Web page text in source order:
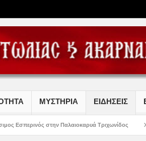
ΜΥΣΤΗΡΙΑ ΕΙΔΗΣΕΙΣ
Παλαιοκαρυά Τριχωνίδος Αντάμωμα